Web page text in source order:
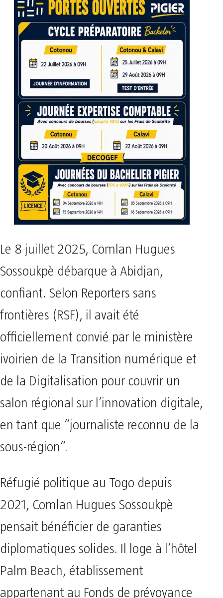
Le 8 juillet 2025, Comlan Hugues
Sossoukpè débarque à Abidjan,
confiant. Selon Reporters sans
frontières (RSF), il avait été
officiellement convié par le ministère
ivoirien de la Transition numérique et
de la Digitalisation pour couvrir un
salon régional sur l’innovation digitale,
en tant que “journaliste reconnu de la
sous-région”.
Réfugié politique au Togo depuis
2021, Comlan Hugues Sossoukpè
pensait bénéficier de garanties
diplomatiques solides. Il loge à l’hôtel
Palm Beach, établissement